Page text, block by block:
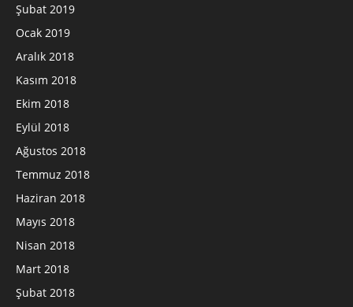
Şubat 2019
Ocak 2019
Aralık 2018
Kasım 2018
Ekim 2018
Eylül 2018
Ağustos 2018
Temmuz 2018
Haziran 2018
Mayıs 2018
Nisan 2018
Mart 2018
Şubat 2018